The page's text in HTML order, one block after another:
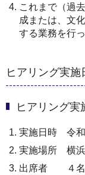
これまで（過
成または、文
する業務を行
ヒアリング実施
ヒアリング実
実施日時 令和
実施場所 横浜
出席者 ４名